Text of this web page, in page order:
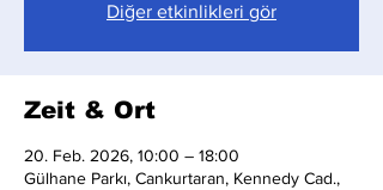
Diğer etkinlikleri gör
Zeit & Ort
20. Feb. 2026, 10:00 – 18:00
Gülhane Parkı, Cankurtaran, Kennedy Cad.,